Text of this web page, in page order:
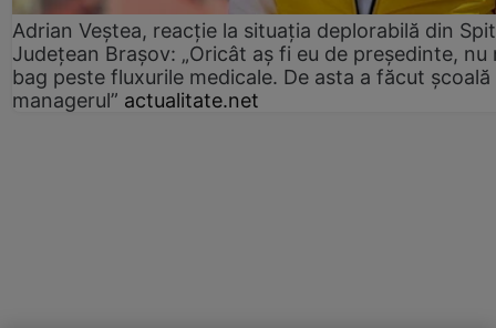
Adrian Veștea, reacție la situația deplorabilă din
Județean Brașov: „Oricât aș fi eu de președinte, nu
bag peste fluxurile medicale. De asta a făcut școală
managerul” actualitate.net